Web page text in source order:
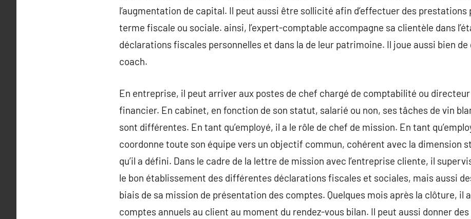
l’augmentation de capital. Il peut aussi être sollicité afin d’effectuer des prestations
terme fiscale ou sociale. ainsi, l’expert-comptable accompagne sa clientèle dans
déclarations fiscales personnelles et dans la de leur patrimoine. Il joue aussi bien
coach.
En entreprise, il peut arriver aux postes de chef chargé de comptabilité ou
financier. En cabinet, en fonction de son statut, salarié ou non, ses tâches de vin
sont différentes. En tant qu’employé, il a le rôle de chef de mission. En tant
coordonne toute son équipe vers un objectif commun, cohérent avec la dimension
qu’il a défini. Dans le cadre de la lettre de mission avec l’entreprise cliente, il
le bon établissement des différentes déclarations fiscales et sociales, mais aussi
biais de sa mission de présentation des comptes. Quelques mois après la clôture, il
comptes annuels au client au moment du rendez-vous bilan. Il peut aussi donner